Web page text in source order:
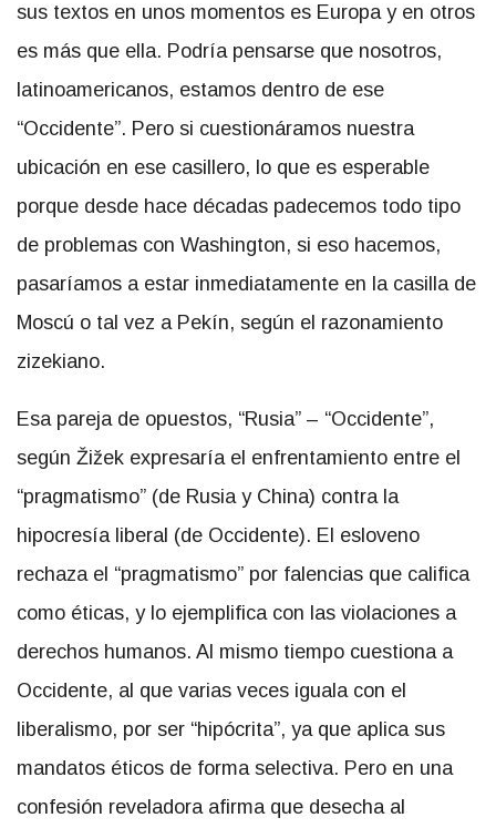
sus textos en unos momentos es Europa y en otros
es más que ella. Podría pensarse que nosotros,
latinoamericanos, estamos dentro de ese
“Occidente”. Pero si cuestionáramos nuestra
ubicación en ese casillero, lo que es esperable
porque desde hace décadas padecemos todo tipo
de problemas con Washington, si eso hacemos,
pasaríamos a estar inmediatamente en la casilla de
Moscú o tal vez a Pekín, según el razonamiento
zizekiano.
Esa pareja de opuestos, “Rusia” – “Occidente”,
según Žižek expresaría el enfrentamiento entre el
“pragmatismo” (de Rusia y China) contra la
hipocresía liberal (de Occidente). El esloveno
rechaza el “pragmatismo” por falencias que califica
como éticas, y lo ejemplifica con las violaciones a
derechos humanos. Al mismo tiempo cuestiona a
Occidente, al que varias veces iguala con el
liberalismo, por ser “hipócrita”, ya que aplica sus
mandatos éticos de forma selectiva. Pero en una
confesión reveladora afirma que desecha al